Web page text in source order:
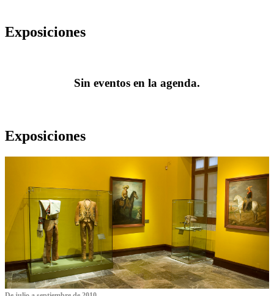
Exposiciones
Sin eventos en la agenda.
Exposiciones